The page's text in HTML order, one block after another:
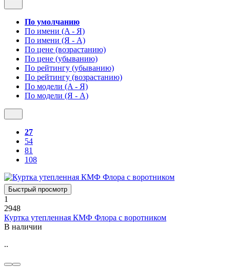
По умолчанию
По имени (A - Я)
По имени (Я - A)
По цене (возрастанию)
По цене (убыванию)
По рейтингу (убыванию)
По рейтингу (возрастанию)
По модели (A - Я)
По модели (Я - A)
27
54
81
108
Быстрый просмотр
1
2948
Куртка утепленная КМФ Флора с воротником
В наличии
..